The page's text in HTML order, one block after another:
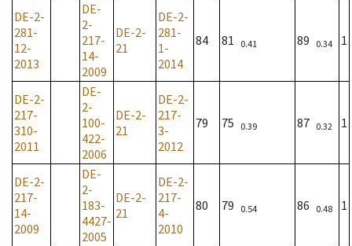
DE-2-
281-
12-
2013
DE-
2-
217-
14-
2009
DE-2-
21
DE-2-
281-
1-
2014
84 81 0.41 89 0.34 1
DE-2-
217-
310-
2011
DE-
2-
100-
422-
2006
DE-2-
21
DE-2-
217-
3-
2012
79 75 0.39 87 0.32 1
DE-2-
217-
14-
2009
DE-
2-
183-
4427-
2005
DE-2-
21
DE-2-
217-
4-
2010
80 79 0.54 86 0.48 1